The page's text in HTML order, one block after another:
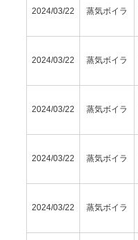
2024/03/22 蒸気ボイラ
2024/03/22 蒸気ボイラ
2024/03/22 蒸気ボイラ
2024/03/22 蒸気ボイラ
2024/03/22 蒸気ボイラ